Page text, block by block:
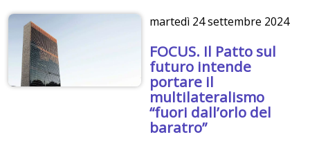
martedì 24 settembre 2024
FOCUS. Il Patto sul
futuro intende
portare il
multilateralismo
“fuori dall’orlo del
baratro”